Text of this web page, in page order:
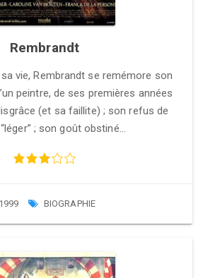
Rembrandt
vie, Rembrandt se remémore son
peintre, de ses premières années
(et sa faillite) ; son refus de
; son goût obstiné…
1999 BIOGRAPHIE